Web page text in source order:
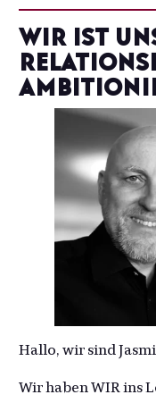
WIR ist
Hallo, wir sind
Wir haben WIR ins